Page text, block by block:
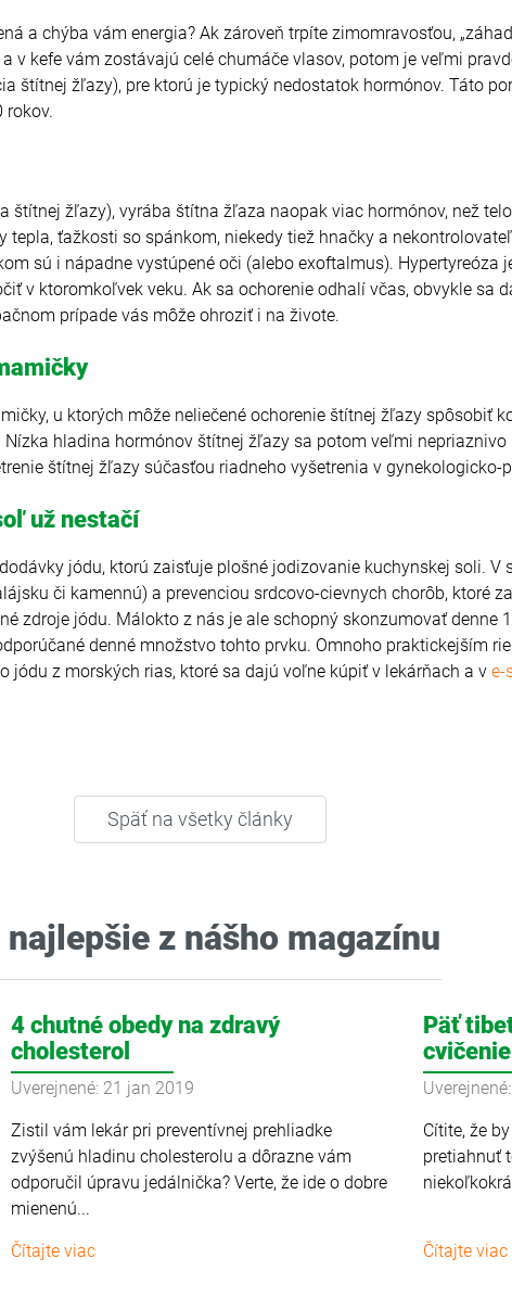
a chýba vám energia? Ak zároveň trpíte zimomravosťou,
v kefe vám zostávajú celé chumáče vlasov, potom je veľmi
štítnej žľazy), pre ktorú je typický nedostatok hormónov. Táto
rokov.
štítnej žľazy), vyrába štítna žľaza naopak viac hormónov, než
tepla, ťažkosti so spánkom, niekedy tiež hnačky a
sú i nápadne vystúpené oči (alebo exoftalmus). Hypertyreóza
v ktoromkoľvek veku. Ak sa ochorenie odhalí včas, obvykle sa
prípade vás môže ohroziť i na živote.
u ktorých môže neliečené ochorenie štítnej žľazy spôsobiť
hladina hormónov štítnej žľazy sa potom veľmi nepriaznivo
štítnej žľazy súčasťou riadneho vyšetrenia v gynekologicko-
už nestačí
jódu, ktorú zaisťuje plošné jodizovanie kuchynskej soli. V
či kamennú) a prevenciou srdcovo-cievnych chorôb, ktoré
zdroje jódu. Málokto z nás je ale schopný skonzumovať denne
denné množstvo tohto prvku. Omnoho praktickejším
jódu z morských rias, ktoré sa dajú voľne kúpiť v lekárňach a v e-
Späť na všetky články
najlepšie z nášho magazínu
4 chutné obedy na zdravý
cholesterol
Uverejnené: 21 jan 2019
Zistil vám lekár pri preventívnej prehliadke
zvýšenú hladinu cholesterolu a dôrazne vám
odporučil úpravu jedálnička? Verte, že ide o dobre
mienenú...
Čítajte viac
Päť
cvičenie
Cítite, že
pretiahnuť
Čítajte viac